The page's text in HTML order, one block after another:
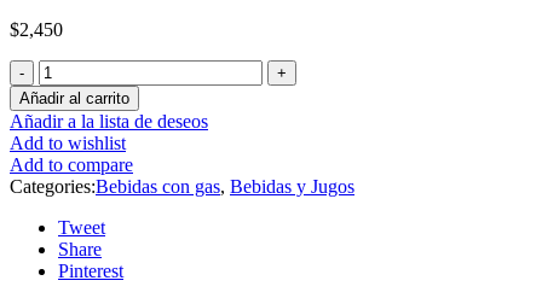
$2,450
Añadir al carrito
Añadir a la lista de deseos
Add to wishlist
Add to compare
Categories:Bebidas con gas, Bebidas y Jugos
Tweet
Share
Pinterest